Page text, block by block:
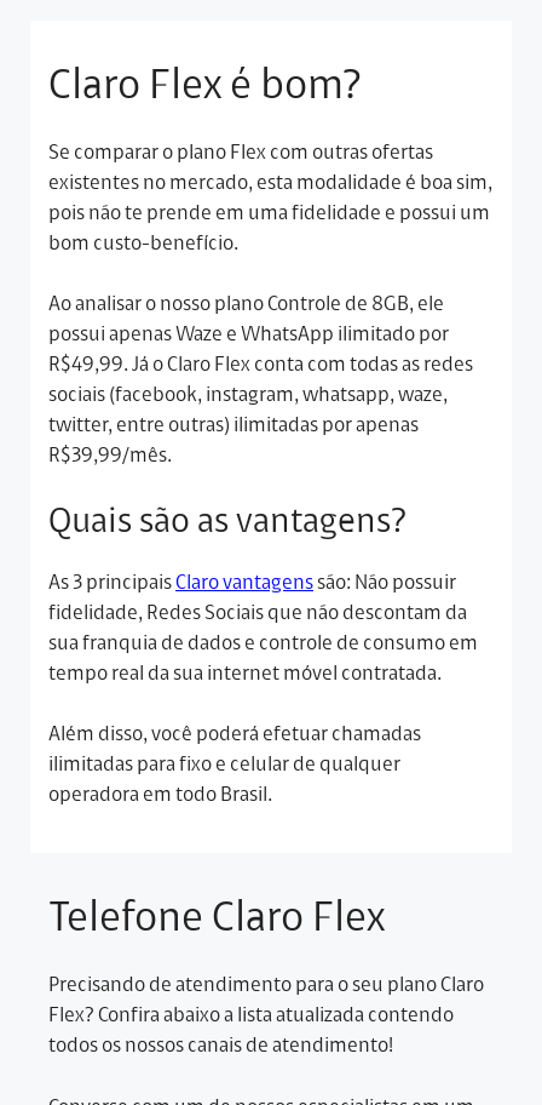
Claro Flex é bom?
Se comparar o plano Flex com outras ofertas
existentes no mercado, esta modalidade é boa sim,
pois não te prende em uma fidelidade e possui um
bom custo-benefício.
Ao analisar o nosso plano Controle de 8GB, ele
possui apenas Waze e WhatsApp ilimitado por
R$49,99. Já o Claro Flex conta com todas as redes
sociais (facebook, instagram, whatsapp, waze,
twitter, entre outras) ilimitadas por apenas
R$39,99/mês.
Quais são as vantagens?
As 3 principaisClaro vantagenssão: Não possuir
fidelidade, Redes Sociais que não descontam da
sua franquia de dados e controle de consumo em
tempo real da sua internet móvel contratada.
Além disso, você poderá efetuar chamadas
ilimitadas para fixo e celular de qualquer
operadora em todo Brasil.
Telefone Claro Flex
Precisando de atendimento para o seu plano Claro
Flex? Confira abaixo a lista atualizada contendo
todos os nossos canais de atendimento!